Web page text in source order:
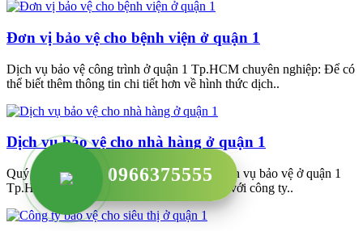
Đơn vị bảo vệ cho bệnh viện ở quận 1
Dịch vụ bảo vệ công trình ở quận 1 Tp.HCM chuyên nghiệp: Để có
thể biết thêm thông tin chi tiết hơn về hình thức dịch..
Dịch vụ bảo vệ cho nhà hàng ở quận 1
Quý khách có nhu cầu tìm hiểu, sử dụng dịch vụ bảo vệ ở quận 1
Tp.HCM của công ty chúng tôi hãy liên hệ với công ty..
0966375555